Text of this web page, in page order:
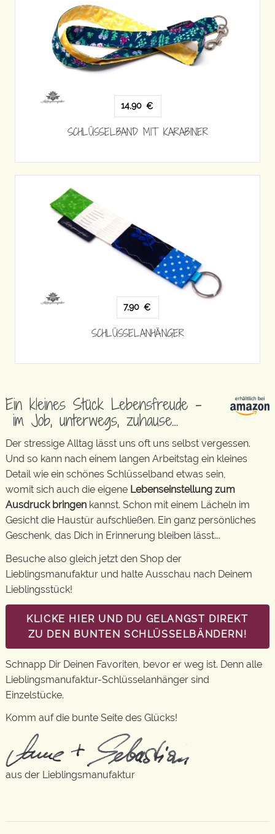
14,90 €
SCHLÜSSELBAND MIT KARABINER
7,90 €
SCHLÜSSELANHÄNGER
Ein kleines Stück Lebensfreude –
im Job, unterwegs, zuhause…
Der stressige Alltag lässt uns oft uns selbst vergessen.
Und so kann nach einem langen Arbeitstag ein kleines
Detail wie ein schönes Schlüsselband etwas sein,
womit sich auch die eigene Lebenseinstellung zum
Ausdruck bringen kannst. Schon mit einem Lächeln im
Gesicht die Haustür aufschließen. Ein ganz persönliches
Geschenk, das Dich in Erinnerung bleiben lässt….
Besuche also gleich jetzt den Shop der
Lieblingsmanufaktur und halte Ausschau nach Deinem
Lieblingsstück!
KLICKE HIER UND DU GELANGST DIREKT
ZU DEN BUNTEN SCHLÜSSELBÄNDERN!
Schnapp Dir Deinen Favoriten, bevor er weg ist. Denn alle
Lieblingsmanufaktur-Schlüsselanhänger sind
Einzelstücke.
Komm auf die bunte Seite des Glücks!
aus der Lieblingsmanufaktur